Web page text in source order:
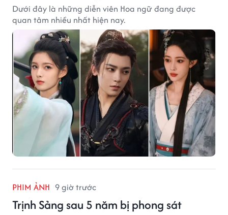
Dưới đây là những diễn viên Hoa ngữ đang được
quan tâm nhiều nhất hiện nay.
PHIM ẢNH 9 giờ trước
Trịnh Sảng sau 5 năm bị phong sát